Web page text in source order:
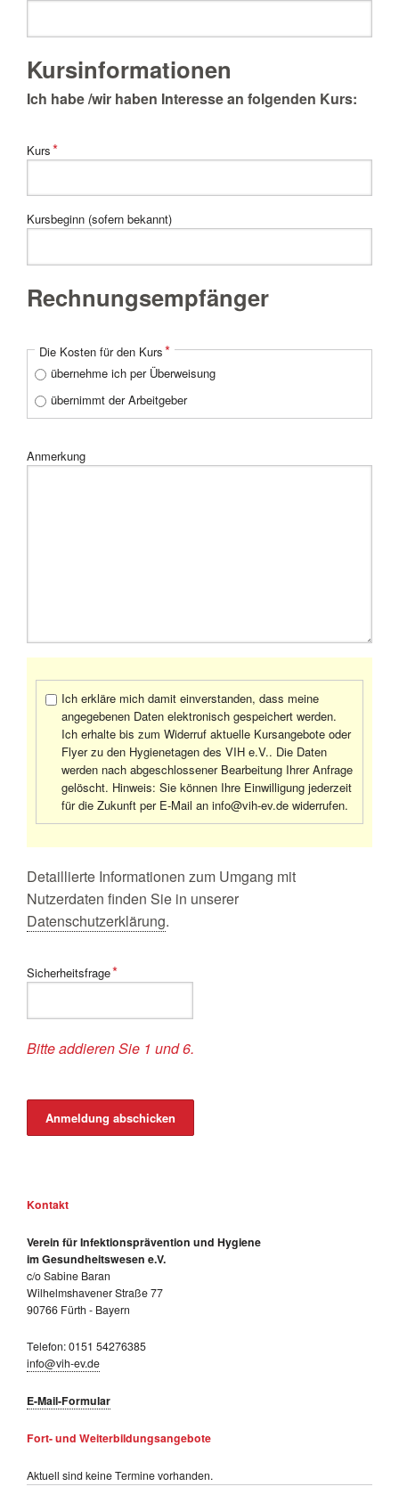
Kursinformationen
Ich habe /wir haben Interesse an folgenden Kurs:
Pflichtfeld
Kurs*
Kursbeginn (sofern bekannt)
Rechnungsempfänger
Pflichtfeld
Die Kosten für den Kurs*
übernehme ich per Überweisung
übernimmt der Arbeitgeber
Anmerkung
Ich erkläre mich damit einverstanden, dass meine
angegebenen Daten elek­tron­isch gespeichert werden.
Ich erhalte bis zum Widerruf aktuelle Kursangebote oder
Flyer zu den Hygienetagen des VIH e.V.. Die Daten
werden nach abgeschlossener Bearbeitung Ihrer Anfrage
gelöscht. Hinweis: Sie können Ihre Einwilligung jederzeit
für die Zukunft per E-Mail an info@vih-ev.de widerrufen.
Detaillierte Informationen zum Umgang mit
Nutzerdaten finden Sie in unserer
Datenschutzerklärung.
Pflichtfeld
Sicherheitsfrage*
Bitte addieren Sie 1 und 6.
Anmeldung abschicken
Kontakt
Verein für Infektionsprävention und Hygiene
im Gesundheitswesen e.V.
c/o Sabine Baran
Wilhelmshavener Straße 77
90766 Fürth - Bayern
Telefon: 0151 54276385
info@vih-ev.de
E-Mail-Formular
Fort- und Weiterbildungsangebote
Aktuell sind keine Termine vorhanden.